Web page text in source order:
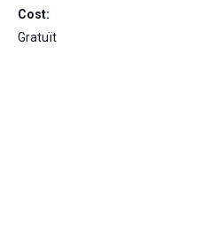
Cost:
Gratuït